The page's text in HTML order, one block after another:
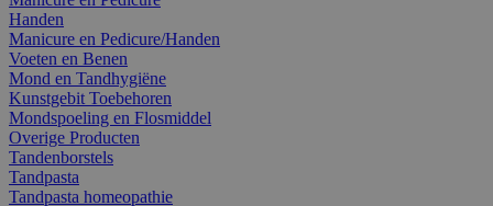
Handen
Manicure en Pedicure/Handen
Voeten en Benen
Mond en Tandhygiëne
Kunstgebit Toebehoren
Mondspoeling en Flosmiddel
Overige Producten
Tandenborstels
Tandpasta
Tandpasta homeopathie